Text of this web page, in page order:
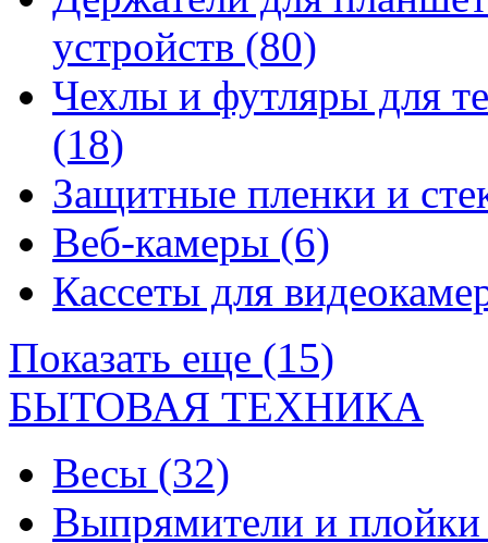
устройств (80)
Чехлы и футляры для
(18)
Защитные пленки и
Веб-камеры (6)
Кассеты для
Показать еще (15)
БЫТОВАЯ ТЕХНИКА
Весы (32)
Выпрямители и